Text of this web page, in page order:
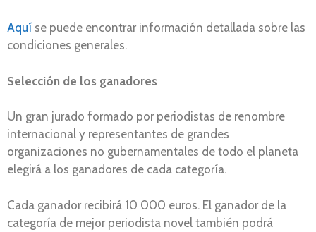
Aquí se puede encontrar información detallada sobre las
condiciones generales.
Selección de los ganadores
Un gran jurado formado por periodistas de renombre
internacional y representantes de grandes
organizaciones no gubernamentales de todo el planeta
elegirá a los ganadores de cada categoría.
Cada ganador recibirá 10 000 euros. El ganador de la
categoría de mejor periodista novel también podrá